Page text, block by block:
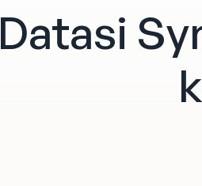
Datasi